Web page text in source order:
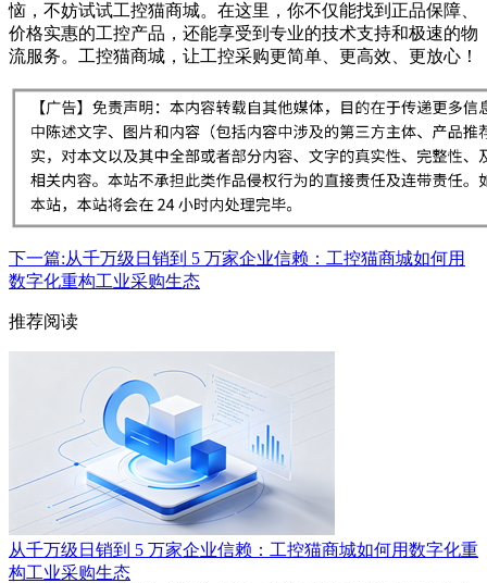
恼，不妨试试工控猫商城。在这里，你不仅能找到正品保障、
价格实惠的工控产品，还能享受到专业的技术支持和极速的物
流服务。工控猫商城，让工控采购更简单、更高效、更放心！
下一篇:从千万级日销到 5 万家企业信赖：工控猫商城如何用
数字化重构工业采购生态
推荐阅读
从千万级日销到 5 万家企业信赖：工控猫商城如何用数字化重
构工业采购生态